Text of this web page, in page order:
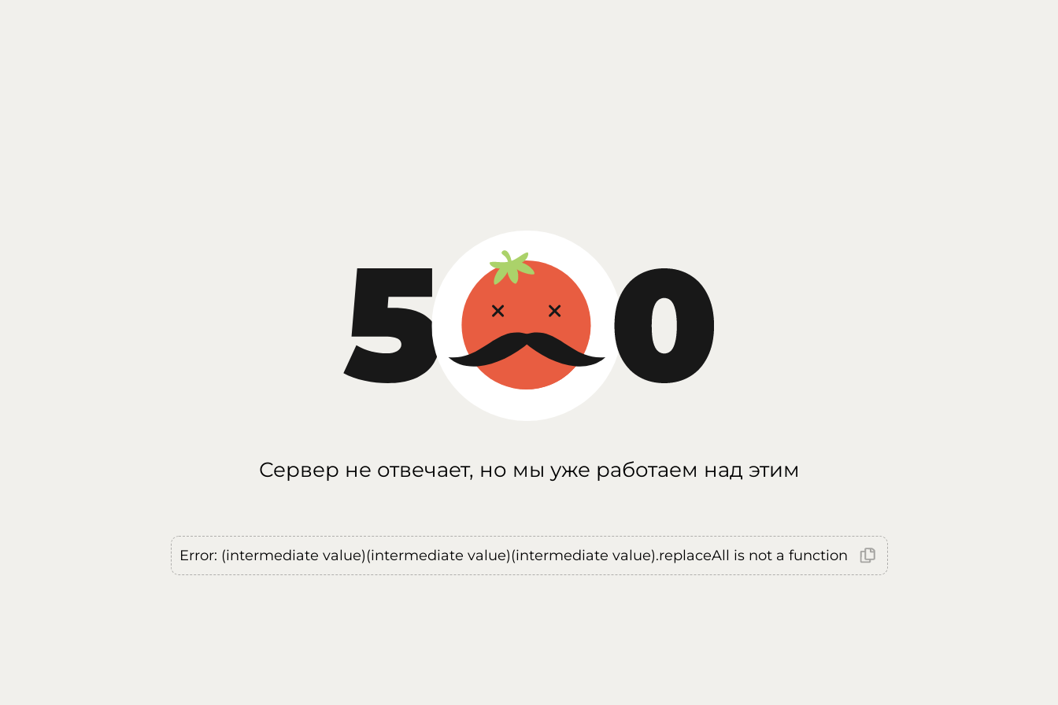
Сервер не отвечает, но мы уже работаем над этим
Error: (intermediate value)(intermediate value)(intermediate value).replaceAll is not a function